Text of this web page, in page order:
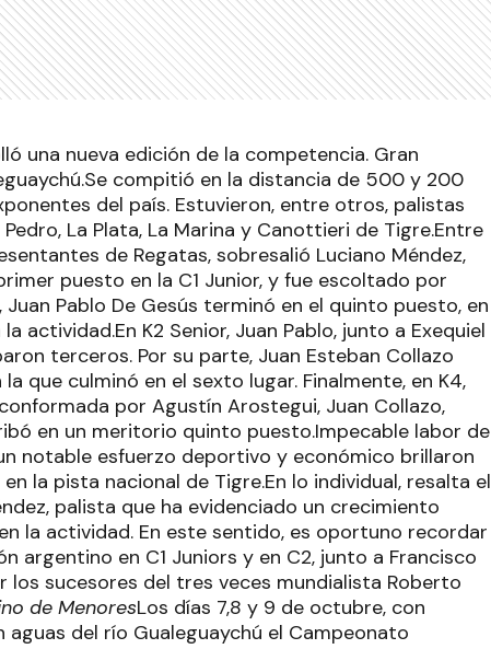
una nueva edición de la competencia. Gran
compitió en la distancia de 500 y 200
del país. Estuvieron, entre otros, palistas
La Plata, La Marina y Canottieri de Tigre.Entre
de Regatas, sobresalió Luciano Méndez,
puesto en la C1 Junior, y fue escoltado por
Juan Pablo De Gesús terminó en el quinto puesto, en
actividad.En K2 Senior, Juan Pablo, junto a Exequiel
terceros. Por su parte, Juan Esteban Collazo
que culminó en el sexto lugar. Finalmente, en K4,
por Agustín Arostegui, Juan Collazo,
en un meritorio quinto puesto.Impecable labor de
notable esfuerzo deportivo y económico brillaron
la pista nacional de Tigre.En lo individual, resalta el
palista que ha evidenciado un crecimiento
la actividad. En este sentido, es oportuno recordar
argentino en C1 Juniors y en C2, junto a Francisco
los sucesores del tres veces mundialista Roberto
de MenoresLos días 7,8 y 9 de octubre, con
del río Gualeguaychú el Campeonato